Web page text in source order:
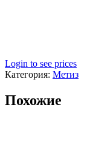
Login to see prices
Категория: Метиз
Похожие